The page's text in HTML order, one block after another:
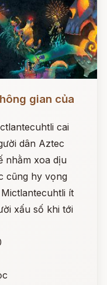
gian của
cai
dân Aztec
nhằm xoa dịu
cũng hy vọng
ít
xấu số khi tới